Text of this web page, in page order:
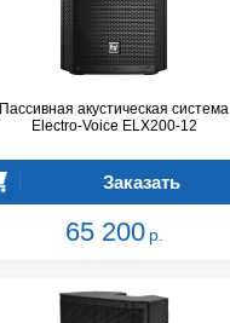
Пассивная акустическая система
Electro-Voice ELX200-12
Заказать
65 200 р.